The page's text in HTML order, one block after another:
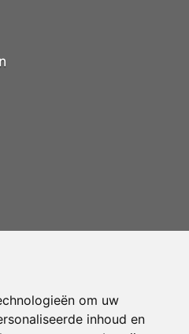
om uw
inhoud en